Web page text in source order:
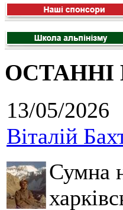
13/05/2026
Віталій
Сумна